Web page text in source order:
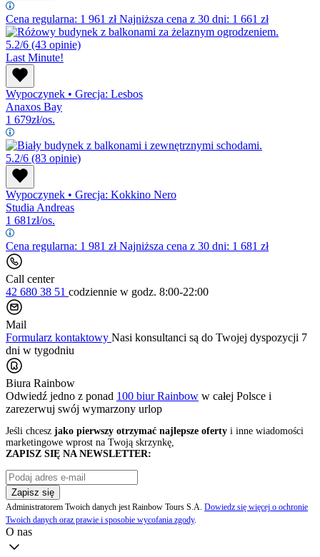
Cena regularna: 1 961 złNajniższa cena z 30 dni: 1 661 zł
5.2/6 (43 opinie)
Last Minute!
Wypoczynek • Grecja: Lesbos
Anaxos Bay
1 679zł/os.
5.2/6 (83 opinie)
Wypoczynek • Grecja: Kokkino Nero
Studia Andreas
1 681zł/os.
Cena regularna: 1 981 złNajniższa cena z 30 dni: 1 681 zł
Call center
42 680 38 51 codziennie w godz. 8:00-22:00
Mail
Formularz kontaktowy Nasi konsultanci są do Twojej dyspozycji 7
dni w tygodniu
Biura Rainbow
Odwiedź jedno z ponad 100 biur Rainbow w całej Polsce i
zarezerwuj swój wymarzony urlop
Jeśli chcesz jako pierwszy otrzymać najlepsze oferty i inne wiadomości
marketingowe wprost na Twoją skrzynkę,
ZAPISZ SIĘ NA NEWSLETTER:
Zapisz się
Administratorem Twoich danych jest Rainbow Tours S.A. Dowiedz się więcej o ochronie
Twoich danych oraz prawie i sposobie wycofania zgody.
O nas